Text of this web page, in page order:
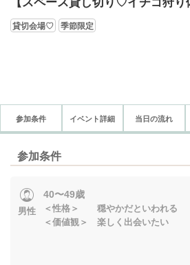
貸切会場♡ 季節限定
参加条件 イベント詳細 当日の流れ
参加条件
男性
40〜49歳
＜性格＞ 穏やかだといわれる
＜価値観＞ 楽しく出会いたい